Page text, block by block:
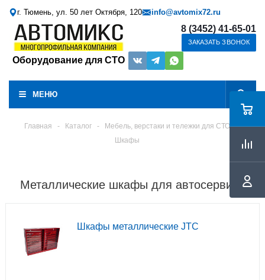
г. Тюмень, ул. 50 лет Октября, 120 info@avtomix72.ru
Оборудование для СТО
8 (3452) 41-65-01
ЗАКАЗАТЬ ЗВОНОК
МЕНЮ
Главная - Каталог -
Мебель, верстаки и тележки для СТО
Шкафы
Металлические шкафы для автосервиса
Шкафы металлические JTC